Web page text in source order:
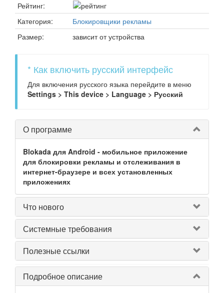
Рейтинг:
Категория:
Блокировщики рекламы
Размер:
зависит от устройства
* Как включить русский интерфейс
Для включения русского языка перейдите в меню
Settings > This device > Language > Русский
О программе
Blokada для Android - мобильное приложение
для блокировки рекламы и отслеживания в
интернет-браузере и всех установленных
приложениях
Что нового
Системные требования
Полезные ссылки
Подробное описание